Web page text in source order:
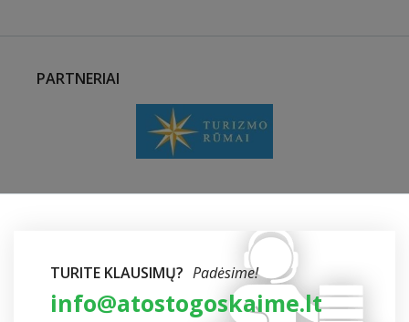
PARTNERIAI
TURITE KLAUSIMŲ? Padėsime!
info@atostogoskaime.lt